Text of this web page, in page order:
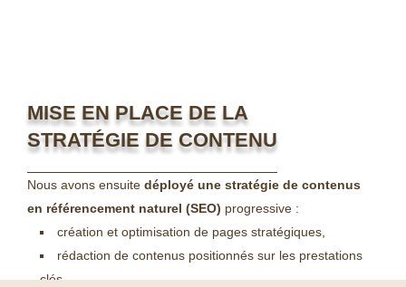
MISE EN PLACE DE LA
STRATÉGIE DE CONTENU
Nous avons ensuite déployé une stratégie de contenus
en référencement naturel (SEO) progressive :
création et optimisation de pages stratégiques,
rédaction de contenus positionnés sur les prestations
clés,